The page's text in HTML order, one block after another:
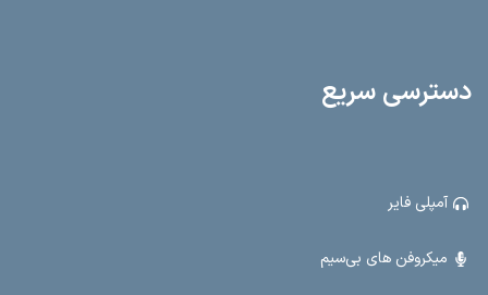
دسترسی سریع
آمپلی فایر
میکروفن های بی‌سیم